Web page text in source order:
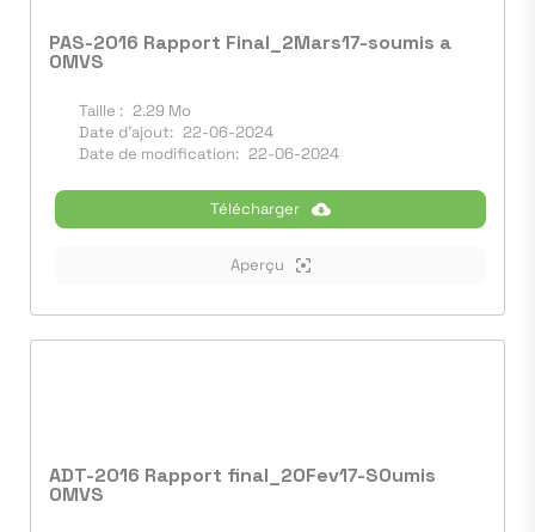
PAS-2016 Rapport Final_2Mars17-soumis a
OMVS
Taille : 2.29 Mo
Date d'ajout: 22-06-2024
Date de modification: 22-06-2024
Télécharger
Aperçu
ADT-2016 Rapport final_20Fev17-SOumis
OMVS